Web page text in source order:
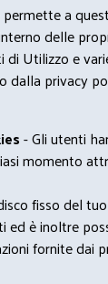
a
delle
di Utilizzo e
dalla privacy
- Gli utenti
momento
fisso del
ed è inoltre
fornite dai